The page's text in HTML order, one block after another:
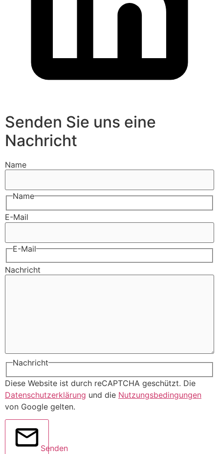
Senden Sie uns eine
Nachricht
Name
Name
E-Mail
E-Mail
Nachricht
Nachricht
Diese Website ist durch reCAPTCHA geschützt. Die
Datenschutzerklärung und die Nutzungsbedingungen
von Google gelten.
Senden